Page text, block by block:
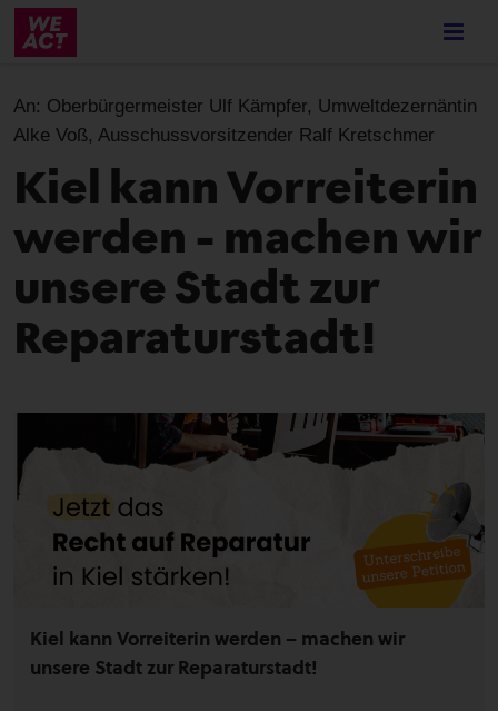
Skip
content
An: Oberbürgermeister Ulf Kämpfer, Umweltdezernäntin
Alke Voß, Ausschussvorsitzender Ralf Kretschmer
Kiel kann Vorreiterin
werden – machen wir
unsere Stadt zur
Reparaturstadt!
Kiel kann Vorreiterin werden – machen wir
unsere Stadt zur Reparaturstadt!